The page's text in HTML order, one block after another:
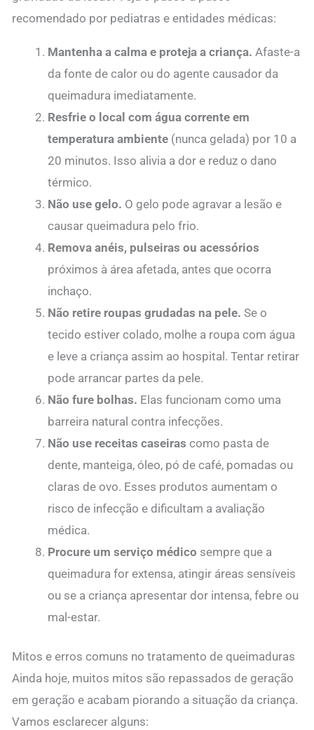
recomendado por pediatras e entidades médicas:
Mantenha a calma e proteja a criança. Afaste-a
da fonte de calor ou do agente causador da
queimadura imediatamente.
Resfrie o local com água corrente em
temperatura ambiente (nunca gelada) por 10 a
20 minutos. Isso alivia a dor e reduz o dano
térmico.
Não use gelo. O gelo pode agravar a lesão e
causar queimadura pelo frio.
Remova anéis, pulseiras ou acessórios
próximos à área afetada, antes que ocorra
inchaço.
Não retire roupas grudadas na pele. Se o
tecido estiver colado, molhe a roupa com água
e leve a criança assim ao hospital. Tentar retirar
pode arrancar partes da pele.
Não fure bolhas. Elas funcionam como uma
barreira natural contra infecções.
Não use receitas caseiras como pasta de
dente, manteiga, óleo, pó de café, pomadas ou
claras de ovo. Esses produtos aumentam o
risco de infecção e dificultam a avaliação
médica.
Procure um serviço médico sempre que a
queimadura for extensa, atingir áreas sensíveis
ou se a criança apresentar dor intensa, febre ou
mal-estar.
Mitos e erros comuns no tratamento de queimaduras
Ainda hoje, muitos mitos são repassados de geração
em geração e acabam piorando a situação da criança.
Vamos esclarecer alguns: